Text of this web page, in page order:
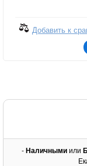
Добавить к
-Наличнымиили